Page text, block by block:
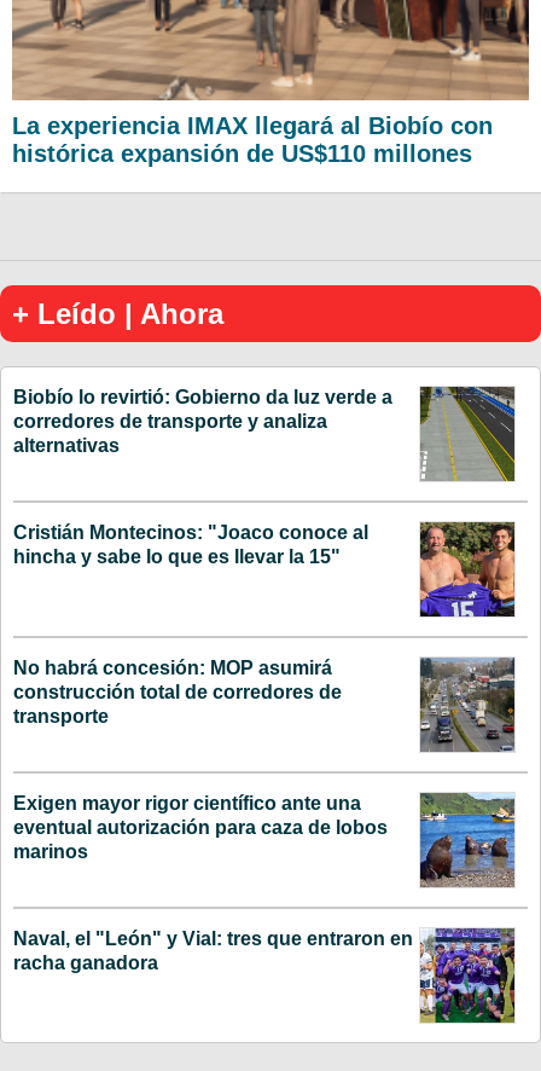
La experiencia IMAX llegará al Biobío con
histórica expansión de US$110 millones
+ Leído | Ahora
Biobío lo revirtió: Gobierno da luz verde a
corredores de transporte y analiza
alternativas
Cristián Montecinos: "Joaco conoce al
hincha y sabe lo que es llevar la 15"
No habrá concesión: MOP asumirá
construcción total de corredores de
transporte
Exigen mayor rigor científico ante una
eventual autorización para caza de lobos
marinos
Naval, el "León" y Vial: tres que entraron en
racha ganadora